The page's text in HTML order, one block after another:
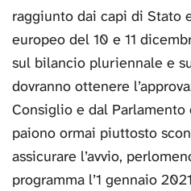
raggiunto dai capi di Stato
europeo del 10 e 11
sul bilancio pluriennale e
dovranno ottenere
Consiglio e dal Parlamento
paiono ormai piuttosto
assicurare l’avvio,
programma l’1 gennaio